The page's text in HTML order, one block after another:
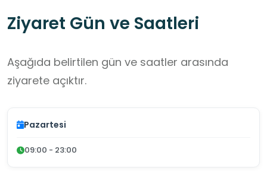
Ziyaret Gün ve Saatleri
Aşağıda belirtilen gün ve saatler arasında
ziyarete açıktır.
Pazartesi
09:00 - 23:00